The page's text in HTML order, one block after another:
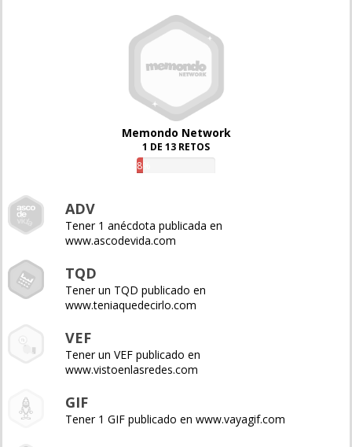
Memondo Network
1 DE 13 RETOS
8%
ADV
Tener 1 anécdota publicada en
www.ascodevida.com
TQD
Tener un TQD publicado en
www.teniaquedecirlo.com
VEF
Tener un VEF publicado en
www.vistoenlasredes.com
GIF
Tener 1 GIF publicado en www.vayagif.com